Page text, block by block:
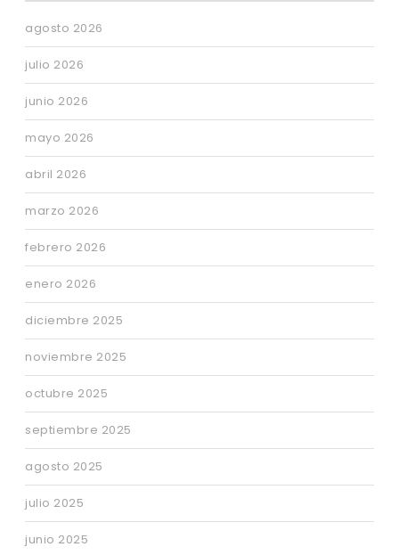
agosto 2026
julio 2026
junio 2026
mayo 2026
abril 2026
marzo 2026
febrero 2026
enero 2026
diciembre 2025
noviembre 2025
octubre 2025
septiembre 2025
agosto 2025
julio 2025
junio 2025